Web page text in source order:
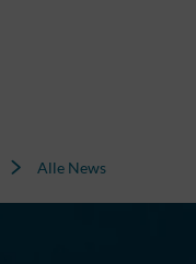
Alle News